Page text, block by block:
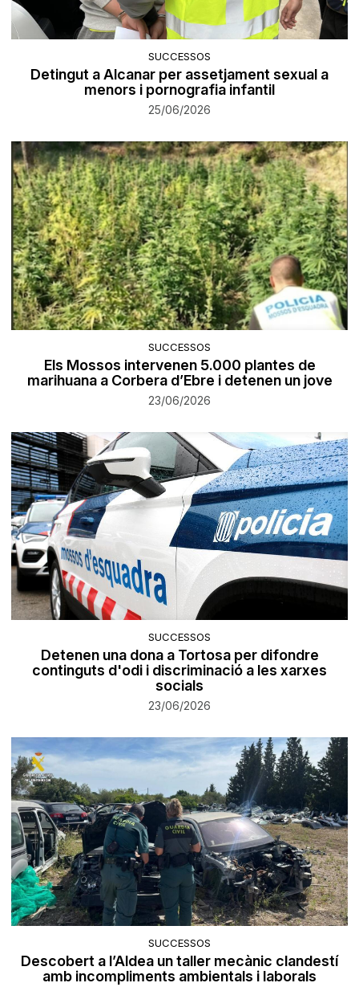
SUCCESSOS
Detingut a Alcanar per assetjament sexual a
menors i pornografia infantil
25/06/2026
SUCCESSOS
Els Mossos intervenen 5.000 plantes de
marihuana a Corbera d’Ebre i detenen un jove
23/06/2026
SUCCESSOS
Detenen una dona a Tortosa per difondre
continguts d'odi i discriminació a les xarxes
socials
23/06/2026
SUCCESSOS
Descobert a l’Aldea un taller mecànic clandestí
amb incompliments ambientals i laborals